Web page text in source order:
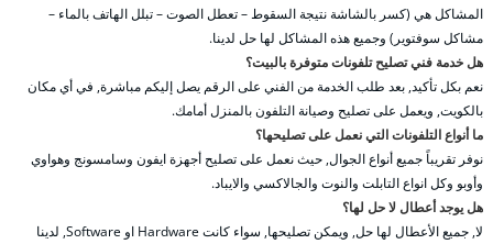
المشاكل هي (كسر بالشاشة نتيجة السقوط – تعطل الصوت – تبلل الهاتف بالماء –
مشاكل سوفتوير) وجميع هذه المشاكل لها حل لدينا.
هل خدمة فني تصليح تلفونات متوفرة بالبيت؟
نعم بكل تأكيد, بعد طلب الخدمة من الفني على الرقم يصل إليكم مباشرة, في أي مكان
بالكويت, ويعمل على تصليح وصيانة التلفون بالمنزل أمامك.
ما أنواع التلفونات التي نعمل على تصليحها؟
نوفر تقريباً جميع أنواع الجوال, حيث نعمل على تصليح أجهزة ايفون وسامسونج وهواوي
وأوبو وكل انواع التابلت والنوت والجالاكسي والايباد.
هل يوجد أعطال لا حل لها؟
لا, جميع الأعطال لها حل, ويمكن تصليحها, سواء كانت Hardware او Software, لدينا